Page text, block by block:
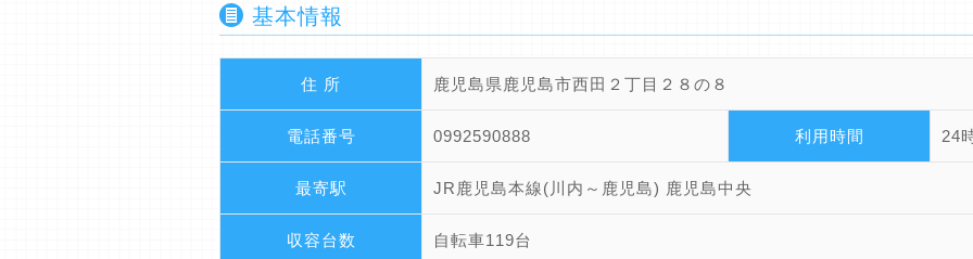
基本情報
住 所 鹿児島県鹿児島市西田２丁目２８の８
電話番号 0992590888 利用時間 24
最寄駅 JR鹿児島本線(川内～鹿児島) 鹿児島中央
収容台数 自転車119台